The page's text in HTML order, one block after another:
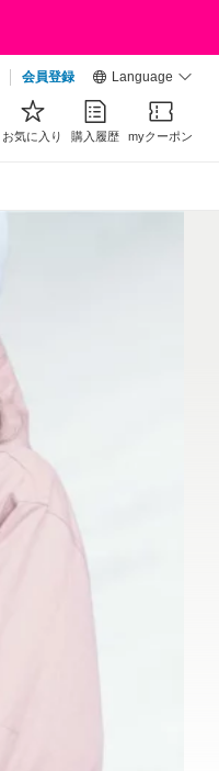
会員登録 Language
お気に入り 購入履歴 myクーポン